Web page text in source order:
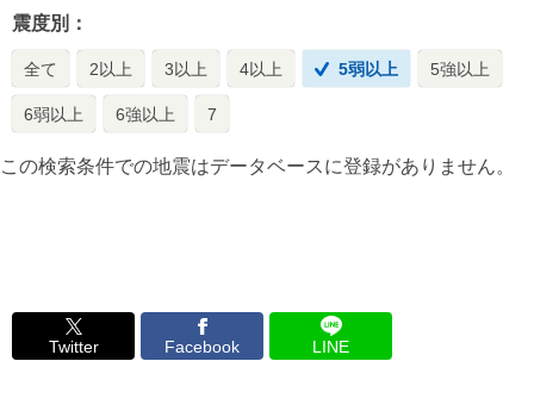
震度別：
全て 2以上 3以上 4以上 5弱以上 5強以上
6弱以上 6強以上 7
この検索条件での地震はデータベースに登録がありません。
Twitter Facebook LINE